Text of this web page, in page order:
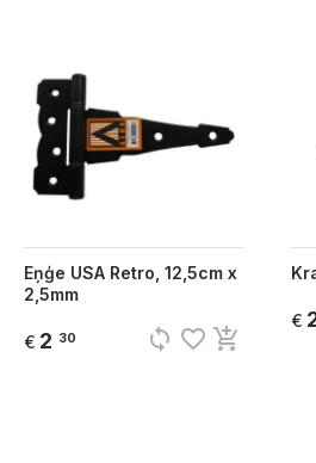
Eņģe USA Retro, 12,5cm x
2,5mm
€ 2 30 sync favorite_border add_shopping_cart
€